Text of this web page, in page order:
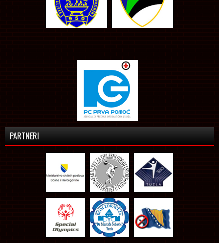
PARTNERI